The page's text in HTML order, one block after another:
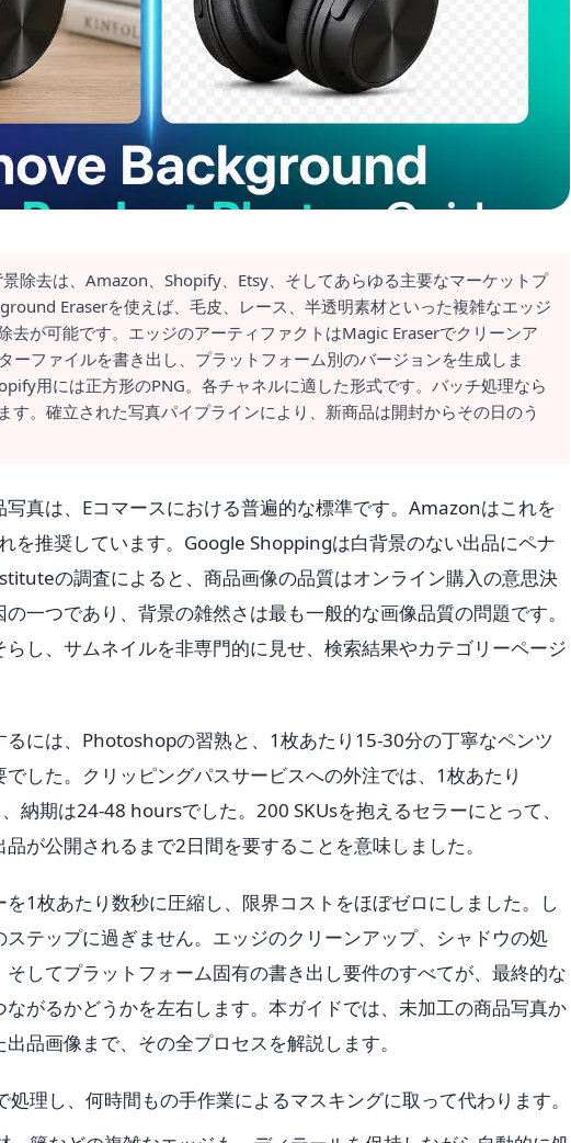
除去は、Amazon、Shopify、Etsy、そしてあらゆる主要なマーケットプ
Eraserを使えば、毛皮、レース、半透明素材といった複雑なエッジ
去が可能です。エッジのアーティファクトはMagic Eraserでクリーンア
ーファイルを書き出し、プラットフォーム別のバージョンを生成しま
用には正方形のPNG。各チャネルに適した形式です。バッチ処理なら
す。確立された写真パイプラインにより、新商品は開封からその日のう
真は、Eコマースにおける普遍的な標準です。Amazonはこれを
を推奨しています。Google Shoppingは白背景のない出品にペナ
の調査によると、商品画像の品質はオンライン購入の意思決
一つであり、背景の雑然さは最も一般的な画像品質の問題です。
し、サムネイルを非専門的に見せ、検索結果やカテゴリーページ
には、Photoshopの習熟と、1枚あたり15-30分の丁寧なペンツ
した。クリッピングパスサービスへの外注では、1枚あたり
納期は24-48 hoursでした。200 SKUsを抱えるセラーにとって、
が公開されるまで2日間を要することを意味しました。
1枚あたり数秒に圧縮し、限界コストをほぼゼロにしました。し
テップに過ぎません。エッジのクリーンアップ、シャドウの処
してプラットフォーム固有の書き出し要件のすべてが、最終的な
がるかどうかを左右します。本ガイドでは、未加工の商品写真か
品画像まで、その全プロセスを解説します。
理し、何時間もの手作業によるマスキングに取って代わります。